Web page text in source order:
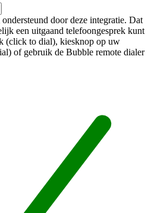
door deze integratie. Dat
een uitgaand telefoongesprek kunt
(click to dial), kiesknop op uw
of gebruik de Bubble remote dialer